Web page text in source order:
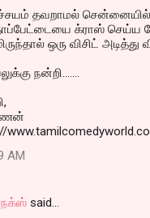
தவறாமல் சென்னையில்
க்ராஸ் செய்ய
ஒரு விசிட் அடித்து
நன்றி.......
AM
நக்ஸ் said…